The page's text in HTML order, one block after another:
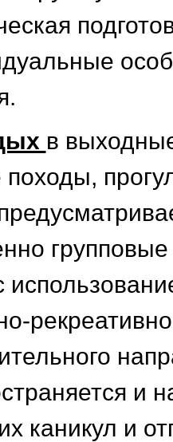
в
походы,
групповые
и
каникул и